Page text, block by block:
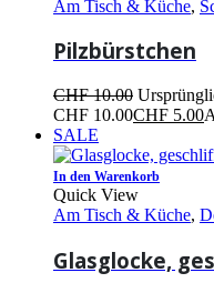
Am Tisch & Küche,
Pilzbürstchen
CHF10.00
CHF 10.00CHF 5.00
SALE
In den Warenkorb
Quick View
Am Tisch & Küche,
Glasglocke,